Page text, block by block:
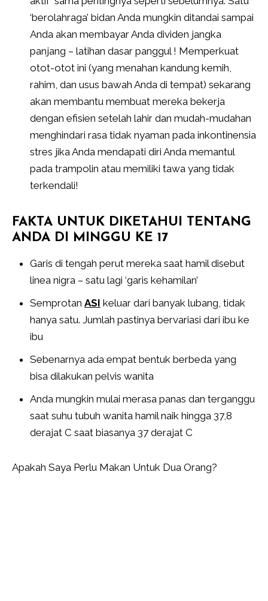
‘berolahraga’ bidan Anda mungkin ditandai sampai
Anda akan membayar Anda dividen jangka
panjang – latihan dasar panggul ! Memperkuat
otot-otot ini (yang menahan kandung kemih,
rahim, dan usus bawah Anda di tempat) sekarang
akan membantu membuat mereka bekerja
dengan efisien setelah lahir dan mudah-mudahan
menghindari rasa tidak nyaman pada inkontinensia
stres jika Anda mendapati diri Anda memantul
pada trampolin atau memiliki tawa yang tidak
terkendali!
FAKTA UNTUK DIKETAHUI TENTANG
ANDA DI MINGGU KE 17
Garis di tengah perut mereka saat hamil disebut
linea nigra – satu lagi ‘garis kehamilan’
Semprotan ASI keluar dari banyak lubang, tidak
hanya satu. Jumlah pastinya bervariasi dari ibu ke
ibu
Sebenarnya ada empat bentuk berbeda yang
bisa dilakukan pelvis wanita
Anda mungkin mulai merasa panas dan terganggu
saat suhu tubuh wanita hamil naik hingga 37,8
derajat C saat biasanya 37 derajat C
Apakah Saya Perlu Makan Untuk Dua Orang?